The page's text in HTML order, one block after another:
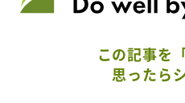
この記事を
思ったら